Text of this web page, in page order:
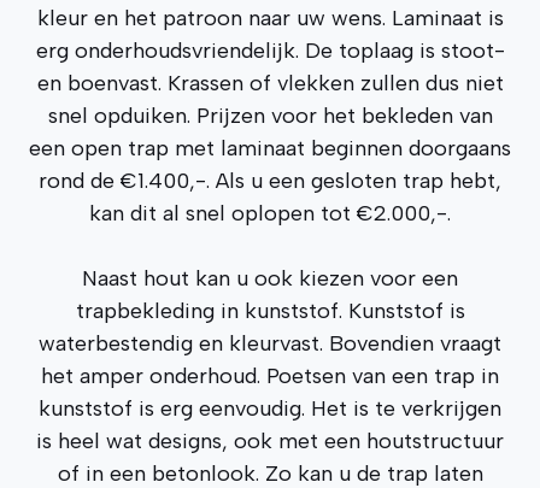
kleur en het patroon naar uw wens. Laminaat is
erg onderhoudsvriendelijk. De toplaag is stoot-
en boenvast. Krassen of vlekken zullen dus niet
snel opduiken. Prijzen voor het bekleden van
een open trap met laminaat beginnen doorgaans
rond de €1.400,-. Als u een gesloten trap hebt,
kan dit al snel oplopen tot €2.000,-.
Naast hout kan u ook kiezen voor een
trapbekleding in kunststof. Kunststof is
waterbestendig en kleurvast. Bovendien vraagt
het amper onderhoud. Poetsen van een trap in
kunststof is erg eenvoudig. Het is te verkrijgen
is heel wat designs, ook met een houtstructuur
of in een betonlook. Zo kan u de trap laten